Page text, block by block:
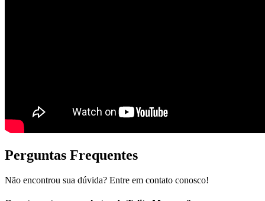
Perguntas Frequentes
Não encontrou sua dúvida? Entre em contato conosco!